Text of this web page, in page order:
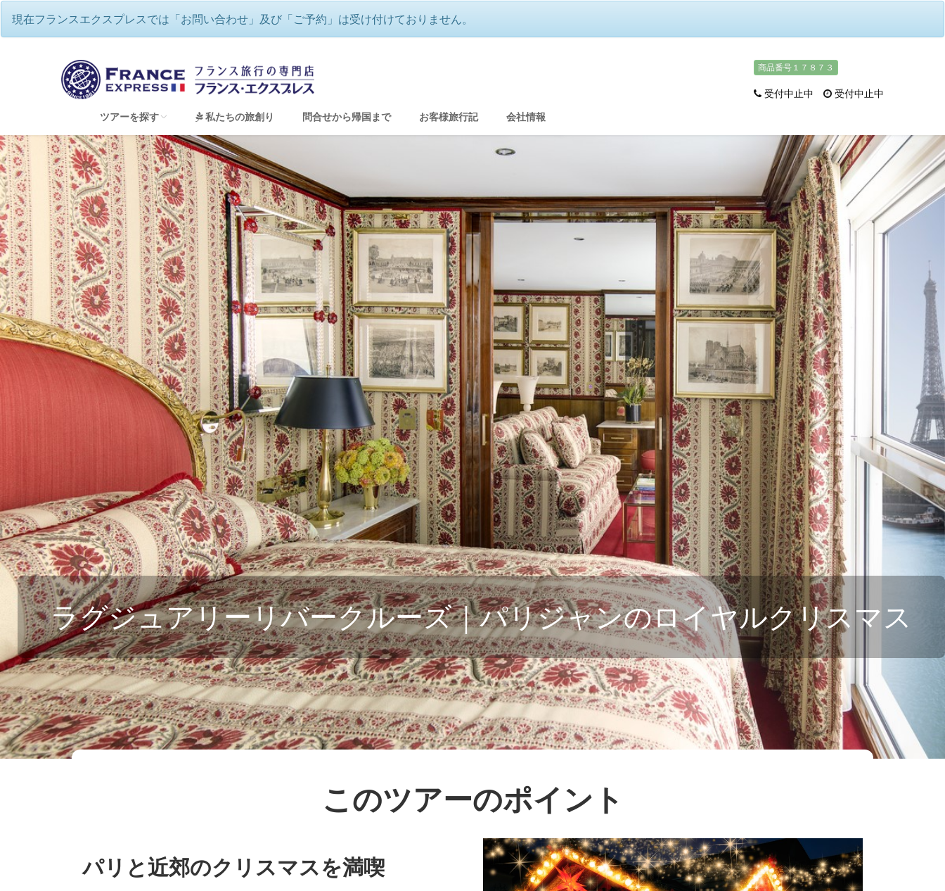
現在フランスエクスプレスでは「お問い合わせ」及び「ご予約」は受け付けておりません。
商品番号１７８７３
受付中止中
受付中止中
ツアーを探す
すべてのツアーを見る
フランスワインツアー・ワイナリー巡り
フランスハネムーン（新婚旅行）＆ウェディング
フランス地方巡り 専用車チャーターツアー
童話の世界のような美しい街並み アルザス
ゆったり、優雅にフランス・リバークルーズ
ルレ・エ・シャトーに泊まる フランス極上の癒し旅
フランスの最も美しい村を巡る旅
航空宇宙関連ツアー（エアバス工場見学・航空ショー）
フランスde習い事
コルシカ島 地中海に浮かぶフランスの秘境
自分で創る旅(完全オーダーメイド旅)
私たちの旅創り 問合せから帰国まで お客様旅行記 会社情報
フランスエクスプレス / ゆったり、優雅にフランス・リバークルーズ
ラグジュアリーリバークルーズ｜パリジャンのロイヤルクリスマス
このツアーのポイント
パリと近郊のクリスマスを満喫